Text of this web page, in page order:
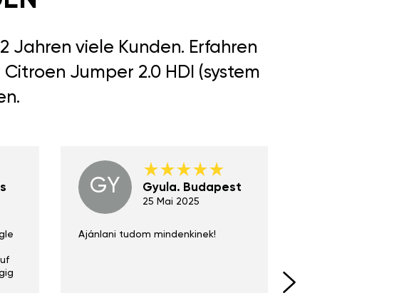
Jahren viele Kunden. Erfahren
Jumper 2.0 HDI (system
GY Gyula. Budapest
25 Mai 2025
Ajánlani tudom mindenkinek!